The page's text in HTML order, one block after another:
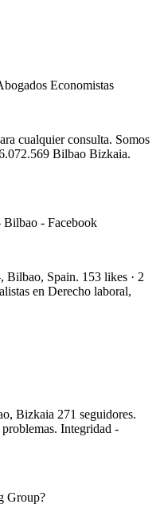
Economistas
cualquier consulta. Somos
Bilbao Bizkaia.
- Facebook
Spain. 153 likes · 2
en Derecho laboral,
Bizkaia 271 seguidores.
Integridad -
Group?